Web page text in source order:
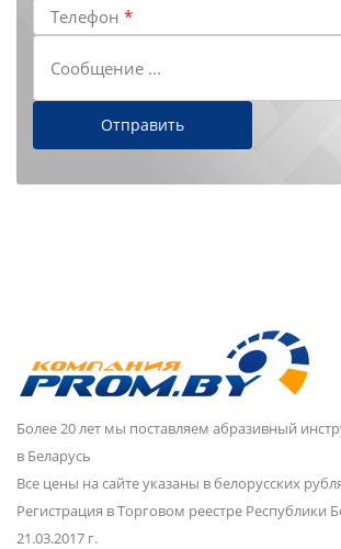
Телефон *
Сообщение ...
Более 20 лет мы поставляем абразивный
в Беларусь
Все цены на сайте указаны в белорусских
Регистрация в Торговом реестре Республики
21.03.2017 г.